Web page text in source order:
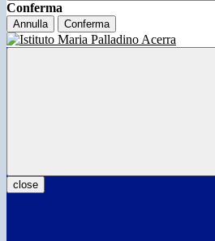
Conferma
Annulla Conferma
close